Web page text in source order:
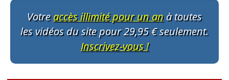
Votreaccès illimité pour un anà toutes
les vidéos du site pour 29,95 € seulement.
Inscrivez-vous !